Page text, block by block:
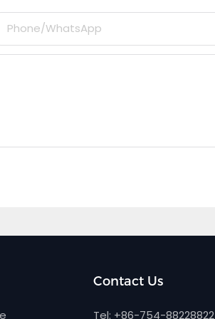
Phone/whatsApp
Contact Us
Tel: +86-754-88228822